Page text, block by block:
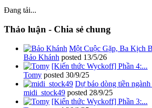
Đang tải...
Thảo luận - Chia sẻ chung
Một Cuộc Gặp, Ba Kịch
Bảo Khánh posted 13/5/26
[Kiến thức Wyckoff] Phần 4:...
Tomy posted 30/9/25
Dự báo dòng tiền ngành
midi_stock49 posted 28/9/25
[Kiến thức Wyckoff] Phần 3:...